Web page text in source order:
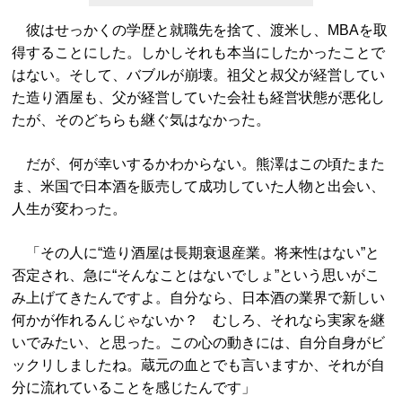
彼はせっかくの学歴と就職先を捨て、渡米し、MBAを取
得することにした。しかしそれも本当にしたかったことで
はない。そして、バブルが崩壊。祖父と叔父が経営してい
た造り酒屋も、父が経営していた会社も経営状態が悪化し
たが、そのどちらも継ぐ気はなかった。
だが、何が幸いするかわからない。熊澤はこの頃たまた
ま、米国で日本酒を販売して成功していた人物と出会い、
人生が変わった。
「その人に“造り酒屋は長期衰退産業。将来性はない”と
否定され、急に“そんなことはないでしょ”という思いがこ
み上げてきたんですよ。自分なら、日本酒の業界で新しい
何かが作れるんじゃないか？ むしろ、それなら実家を継
いでみたい、と思った。この心の動きには、自分自身がビ
ックリしましたね。蔵元の血とでも言いますか、それが自
分に流れていることを感じたんです」